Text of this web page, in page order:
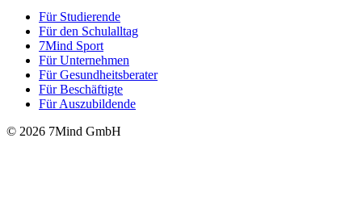
Für Stu­die­rende
Für den Schulalltag
7Mind Sport
Für Unter­neh­men
Für Gesund­heits­be­ra­ter
Für Beschäftigte
Für Auszubildende
© 2026 7Mind GmbH